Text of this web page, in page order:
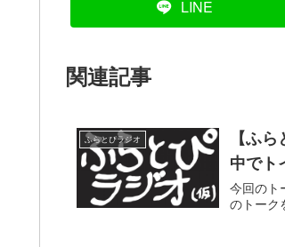
LINE
関連記事
ふらとぴラジオ
【ふ
中でト
今回のト
のトーク